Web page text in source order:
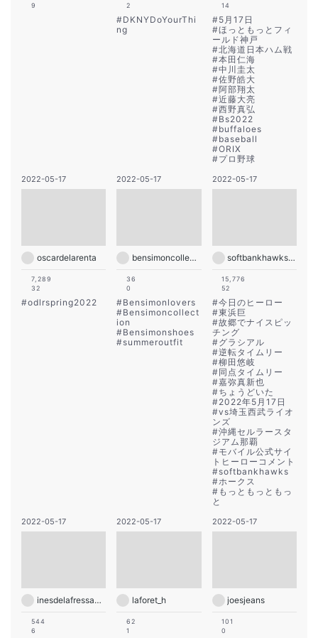
9
2
#DKNYDoYourThi
ng
14
#5月17日
#ほっともっとフィ
ールド神戸
#北海道日本ハム戦
#本田仁海
#中川圭太
#佐野皓大
#阿部翔太
#近藤大亮
#西野真弘
#Bs2022
#buffaloes
#baseball
#ORIX
#プロ野球
2022-05-17
oscardelarenta
7,289
32
#odlrspring2022
2022-05-17
bensimoncollection
36
0
#Bensimonlovers
#Bensimoncollect
ion
#Bensimonshoes
#summeroutfit
2022-05-17
softbankhawks_official
15,776
52
#今日のヒーロー
#東浜巨
#故郷でナイスピッ
チング
#グラシアル
#逆転タイムリー
#柳田悠岐
#同点タイムリー
#嘉弥真新也
#ちょうどいた
#2022年5月17日
#vs埼玉西武ライオ
ンズ
#沖縄セルラースタ
ジアム那覇
#モバイル公式サイ
トヒーローコメント
#softbankhawks
#ホークス
# もっともっともっ
と
2022-05-17
inesdelafressangeparis
544
6
2022-05-17
laforet_h
62
1
2022-05-17
joesjeans
101
0